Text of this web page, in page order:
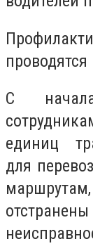
С
единиц
для